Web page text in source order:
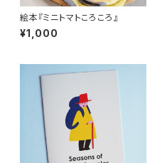
絵本『ミニトマトころころ』
¥1,000